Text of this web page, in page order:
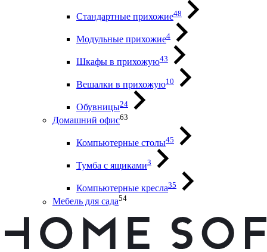
Стандартные прихожие48
Модульные прихожие4
Шкафы в прихожую43
Вешалки в прихожую10
Обувницы24
Домашний офис63
Компьютерные столы45
Тумба с ящиками3
Компьютерные кресла35
Мебель для сада54